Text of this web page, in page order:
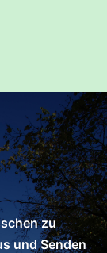
zu
und Senden